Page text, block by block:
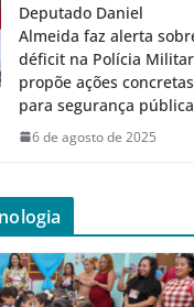
Deputado Daniel
Almeida faz alerta
déficit na Polícia
propõe ações concretas
para segurança pública
6 de agosto de 2025